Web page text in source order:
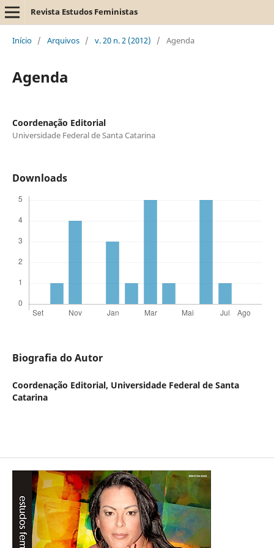
Revista Estudos Feministas
Início / Arquivos / v. 20 n. 2 (2012) / Agenda
Agenda
Coordenação Editorial
Universidade Federal de Santa Catarina
Downloads
Biografia do Autor
Coordenação Editorial, Universidade Federal de Santa
Catarina